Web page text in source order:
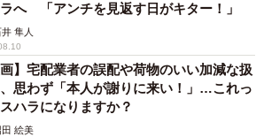
へ 「アンチを見返す日がキター！」
隼人
画】宅配業者の誤配や荷物のいい加減な扱
思わず「本人が謝りに来い！」…これっ
ハラになりますか？
田 絵美